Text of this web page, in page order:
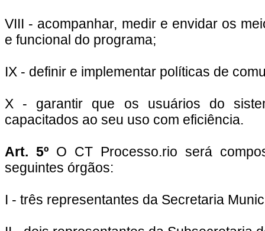
VIII - acompanhar, medir e envidar os
e funcional do programa;
IX - definir e implementar políticas de
X - garantir que os usuários do
capacitados ao seu uso com eficiência.
Art. 5º O CT Processo.rio será
seguintes órgãos:
I - três representantes da Secretaria